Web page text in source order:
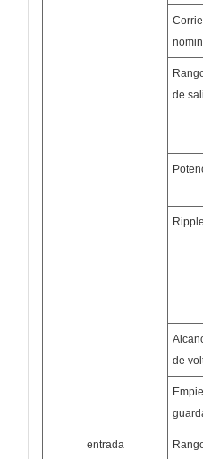
de
de
entrada